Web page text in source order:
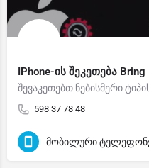
IPhone-ის შეკეთება Bring
შევაკეთებთ ნებისმერი
598 37 78 48
მობილური